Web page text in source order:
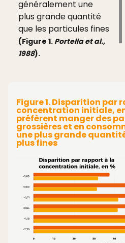
généralement une
plus grande quantité
que les particules fines
(Figure 1. Portella et al.,
1988).
Figure 1. Disparition par
concentration initiale, en
préfèrent manger des
grossières et en
une plus grande
plus fines